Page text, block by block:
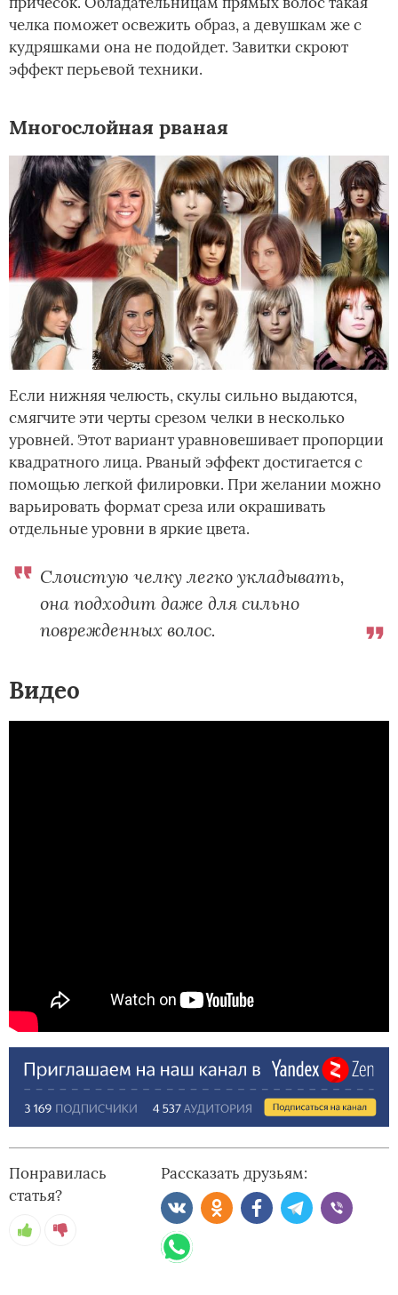
челка поможет освежить образ, а девушкам же с
кудряшками она не подойдет. Завитки скроют
эффект перьевой техники.
Многослойная рваная
Если нижняя челюсть, скулы сильно выдаются,
смягчите эти черты срезом челки в несколько
уровней. Этот вариант уравновешивает пропорции
квадратного лица. Рваный эффект достигается с
помощью легкой филировки. При желании можно
варьировать формат среза или окрашивать
отдельные уровни в яркие цвета.
Слоистую челку легко укладывать,
она подходит даже для сильно
поврежденных волос.
Видео
Понравилась
статья?
Рассказать друзьям: